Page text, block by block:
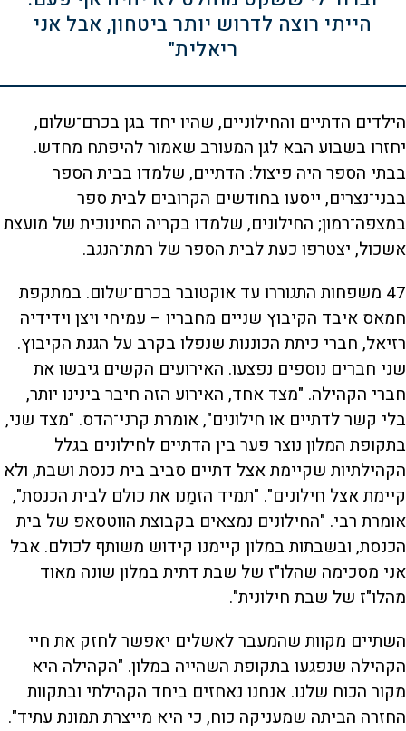
הייתי רוצה לדרוש יותר ביטחון, אבל אני
ריאלית"
הילדים הדתיים והחילוניים, שהיו יחד בגן בכרם־שלום,
יחזרו בשבוע הבא לגן המעורב שאמור להיפתח מחדש.
בבתי הספר היה פיצול: הדתיים, שלמדו בבית הספר
בבני־נצרים, ייסעו בחודשים הקרובים לבית ספר
במצפה־רמון; החילונים, שלמדו בקריה החינוכית של מועצת
אשכול, יצטרפו כעת לבית הספר של רמת־הנגב.
47 משפחות התגוררו עד אוקטובר בכרם־שלום. במתקפת
חמאס איבד הקיבוץ שניים מחבריו – עמיחי ויצן וידידיה
רזיאל, חברי כיתת הכוננות שנפלו בקרב על הגנת הקיבוץ.
שני חברים נוספים נפצעו. האירועים הקשים גיבשו את
חברי הקהילה. "מצד אחד, האירוע הזה חיבר בינינו יותר,
בלי קשר לדתיים או חילונים", אומרת קרני־הדס. "מצד שני,
בתקופת המלון נוצר פער בין הדתיים לחילונים בגלל
הקהילתיות שקיימת אצל דתיים סביב בית כנסת ושבת, ולא
קיימת אצל חילונים". "תמיד הזמַנו את כולם לבית הכנסת",
אומרת רבי. "החילונים נמצאים בקבוצת הווטסאפ של בית
הכנסת, ובשבתות במלון קיימנו קידוש משותף לכולם. אבל
אני מסכימה שהלו"ז של שבת דתית במלון שונה מאוד
מהלו"ז של שבת חילונית".
השתיים מקוות שהמעבר לאשלים יאפשר לחזק את חיי
הקהילה שנפגעו בתקופת השהייה במלון. "הקהילה היא
מקור הכוח שלנו. אנחנו נאחזים ביחד הקהילתי ובתקוות
החזרה הביתה שמעניקה כוח, כי היא מייצרת תמונת עתיד".